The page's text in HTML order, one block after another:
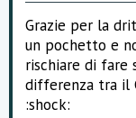
Grazie per la
un pochetto e
rischiare di fare
differenza tra il
:shock: